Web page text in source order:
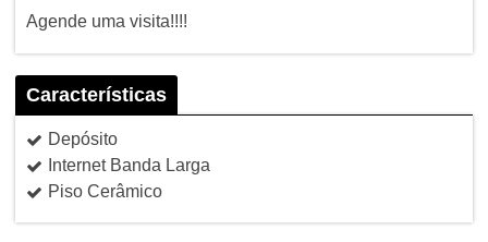
Agende uma visita!!!!
Características
Depósito
Internet Banda Larga
Piso Cerâmico